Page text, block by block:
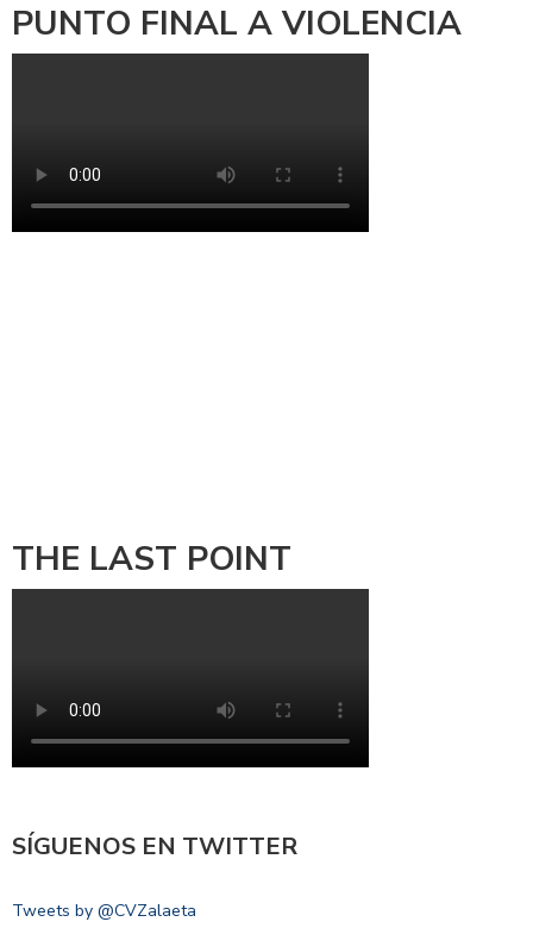
PUNTO FINAL A VIOLENCIA
THE LAST POINT
SÍGUENOS EN TWITTER
Tweets by @CVZalaeta